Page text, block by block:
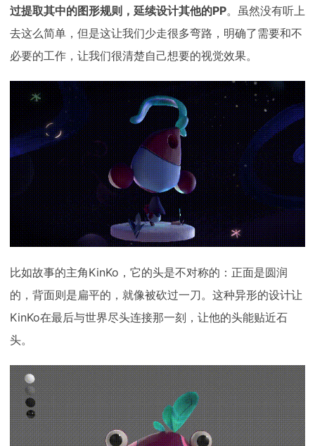
过提取其中的图形规则，延续设计其他的PP。虽然没有听上
去这么简单，但是这让我们少走很多弯路，明确了需要和不
必要的工作，让我们很清楚自己想要的视觉效果。
比如故事的主角KinKo，它的头是不对称的：正面是圆润
的，背面则是扁平的，就像被砍过一刀。这种异形的设计让
KinKo在最后与世界尽头连接那一刻，让他的头能贴近石
头。